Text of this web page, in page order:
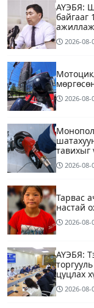
АҮЭБЯ:
байгааг
2026-08-
2026-08-
тавихыг
2026-08-
Тарвас
настай
2026-08-
АҮЭБЯ:
цуцлах
2026-08-